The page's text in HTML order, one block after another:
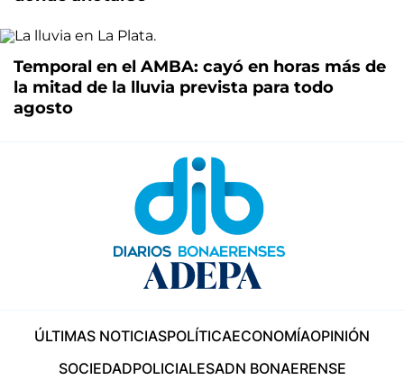
Temporal en el AMBA: cayó en horas más de
la mitad de la lluvia prevista para todo
agosto
ÚLTIMAS NOTICIASPOLÍTICAECONOMÍAOPINIÓN
SOCIEDADPOLICIALESADN BONAERENSE